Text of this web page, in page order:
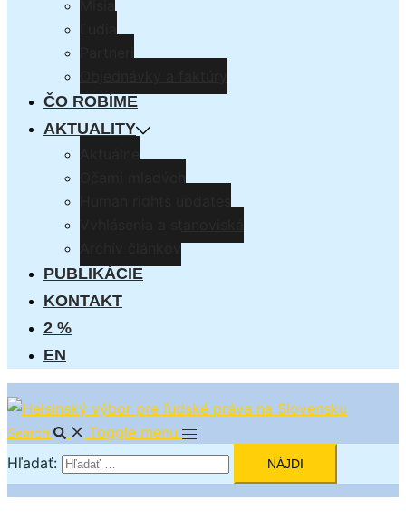
ČO ROBÍME
AKTUALITY
PUBLIKÁCIE
KONTAKT
2 %
EN
Search
Toggle menu
Hľadať: